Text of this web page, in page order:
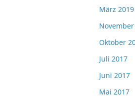
März 2019
Oktober
Juli 2017
Juni 2017
Mai 2017